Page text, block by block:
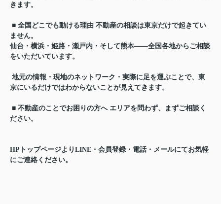
きます。
■ 全国どこでも動ける理由 不動産の相談は東京だけで起きてい
ません。
仙台・横浜・姫路・瀬戸内・そして熊本——全国各地からご相談
をいただいています。
地元の情報・現地のネットワーク・実際に足を運ぶことで、東
京にいるだけではわからないことが見えてきます。
■ 不動産のことでお困りの方へ エリアを問わず、まずご相談く
ださい。
HPトップページよりLINE・会員登録・電話・メールにてお気軽
にご連絡ください。